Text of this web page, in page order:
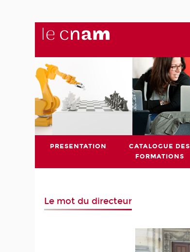
PRESENTATION
CATALOGUE DES
FORMATIONS
Le mot du directeur